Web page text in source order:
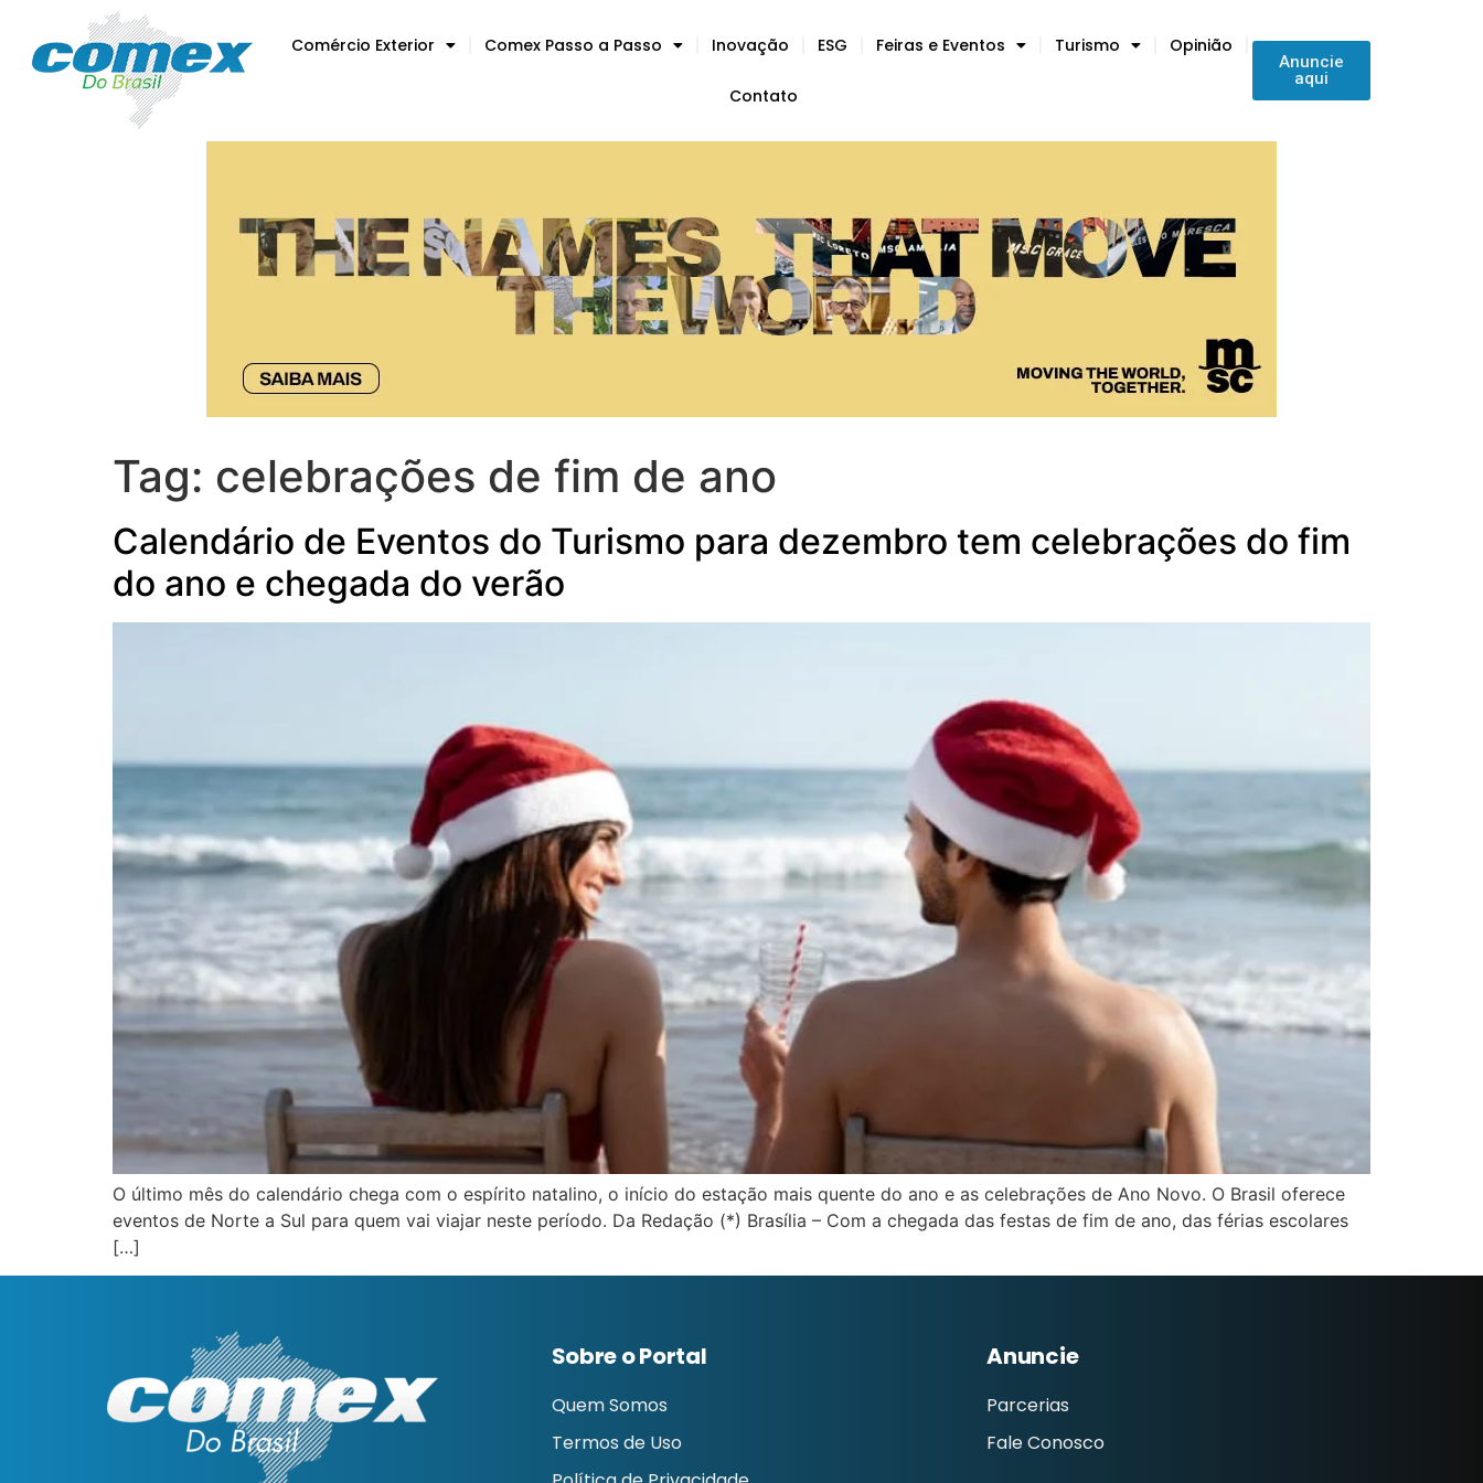
Comércio Exterior Comex Passo a Passo Inovação ESG Feiras e Eventos Turismo Opinião
Contato
Anuncie
aqui
Tag: celebrações de fim de ano
Calendário de Eventos do Turismo para dezembro tem celebrações do fim
do ano e chegada do verão
O último mês do calendário chega com o espírito natalino, o início do estação mais quente do ano e as celebrações de Ano Novo. O Brasil oferece
eventos de Norte a Sul para quem vai viajar neste período. Da Redação (*) Brasília – Com a chegada das festas de fim de ano, das férias escolares
[…]
Sobre o Portal
Quem Somos
Termos de Uso
Anuncie
Parcerias
Fale Conosco